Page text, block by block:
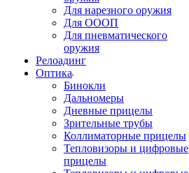
Для нарезного оружия
Для ОООП
Для пневматического
оружия
Релоадинг
Оптика
Бинокли
Дальномеры
Дневные прицелы
Зрительные трубы
Коллиматорные прицелы
Тепловизоры и цифровые
прицелы